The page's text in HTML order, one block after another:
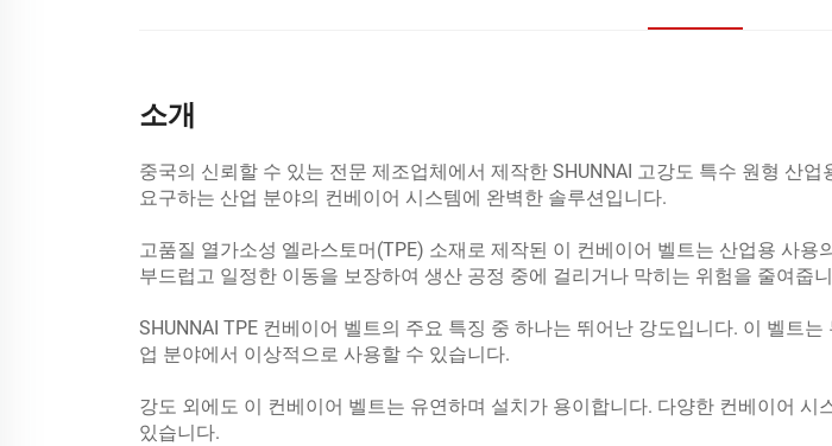
소개
중국의 신뢰할 수 있는 전문 제조업체에서 제작한 SHUNNAI 고강도 특수 원형 산
요구하는 산업 분야의 컨베이어 시스템에 완벽한 솔루션입니다.
고품질 열가소성 엘라스토머(TPE) 소재로 제작된 이 컨베이어 벨트는 산업용 사
부드럽고 일정한 이동을 보장하여 생산 공정 중에 걸리거나 막히는 위험을 줄여줍
SHUNNAI TPE 컨베이어 벨트의 주요 특징 중 하나는 뛰어난 강도입니다. 이 벨트
업 분야에서 이상적으로 사용할 수 있습니다.
강도 외에도 이 컨베이어 벨트는 유연하며 설치가 용이합니다. 다양한 컨베이어
있습니다.